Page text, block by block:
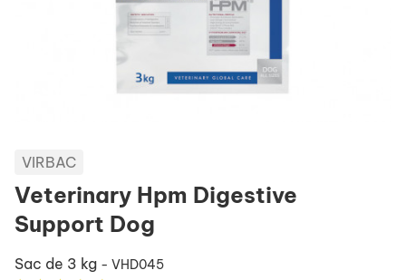
VIRBAC
Veterinary Hpm Digestive
Support Dog
Sac de 3 kg - VHD045